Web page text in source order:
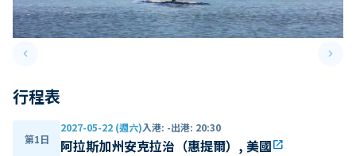
keyboard_arrow_leftPrevious slide keyboard_arrow_right
行程表
第1日
2027-05-22 (週六)入港: -出港: 20:30
阿拉斯加州安克拉治（惠提爾）, 美國open_in_new